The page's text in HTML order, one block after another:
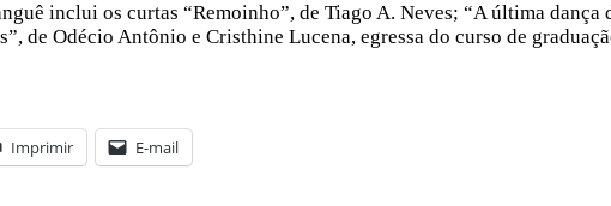
inclui os curtas “Remoinho”, de Tiago A. Neves; “A última
de Odécio Antônio e Cristhine Lucena, egressa do curso de
Imprimir E-mail